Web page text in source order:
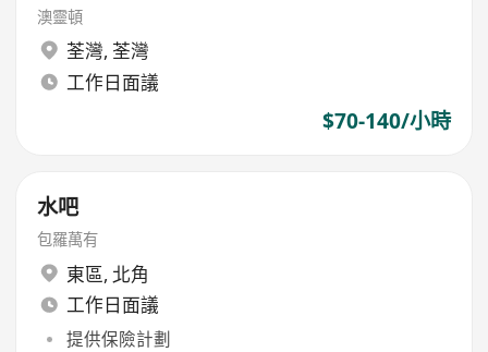
澳靈頓
荃灣, 荃灣
工作日面議
$70-140/小時
水吧
包羅萬有
東區, 北角
工作日面議
提供保險計劃